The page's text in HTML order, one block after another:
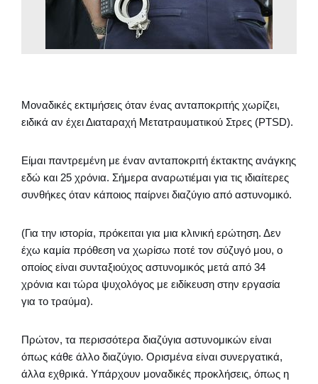
Μοναδικές εκτιμήσεις όταν ένας ανταποκριτής χωρίζει,
ειδικά αν έχει Διαταραχή Μετατραυματικού Στρες (PTSD).
Είμαι παντρεμένη με έναν ανταποκριτή έκτακτης ανάγκης
εδώ και 25 χρόνια. Σήμερα αναρωτιέμαι για τις ιδιαίτερες
συνθήκες όταν κάποιος παίρνει διαζύγιο από αστυνομικό.
(Για την ιστορία, πρόκειται για μια κλινική ερώτηση. Δεν
έχω καμία πρόθεση να χωρίσω ποτέ τον σύζυγό μου, ο
οποίος είναι συνταξιούχος αστυνομικός μετά από 34
χρόνια και τώρα ψυχολόγος με ειδίκευση στην εργασία
για το τραύμα).
Πρώτον, τα περισσότερα διαζύγια αστυνομικών είναι
όπως κάθε άλλο διαζύγιο. Ορισμένα είναι συνεργατικά,
άλλα εχθρικά. Υπάρχουν μοναδικές προκλήσεις, όπως η